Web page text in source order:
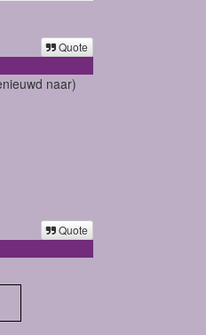
Quote
naar)
Quote